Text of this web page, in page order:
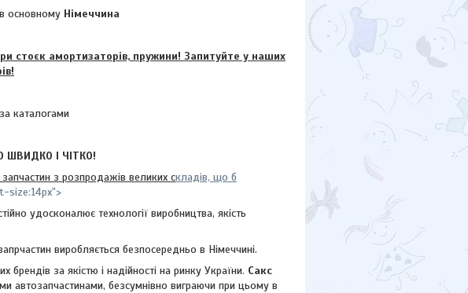
основному Німеччина
стоєк амортизаторів, пружини! Запитуйте у наших
каталогами
ШВИДКО І ЧІТКО!
з розпродажів великих складів, що б
size:14px">
удосконалює технології виробництва, якість
виробляється безпосередньо в Німеччині.
за якістю і надійності на ринку України. Сакс
автозапчастинами, безсумнівно виграючи при цьому в